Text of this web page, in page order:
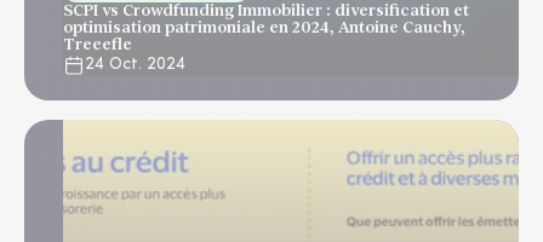
SCPI vs Crowdfunding Immobilier : diversification et
optimisation patrimoniale en 2024, Antoine Cauchy,
Treeefle
24 Oct. 2024